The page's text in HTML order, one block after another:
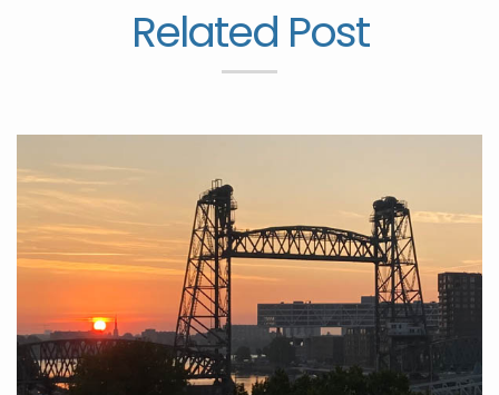
Related Post